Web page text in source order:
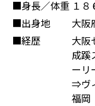
■身長／体重 １
■出身地
大阪
■経歴
大阪
成蹊
ーリ
⇒ヴ
福岡